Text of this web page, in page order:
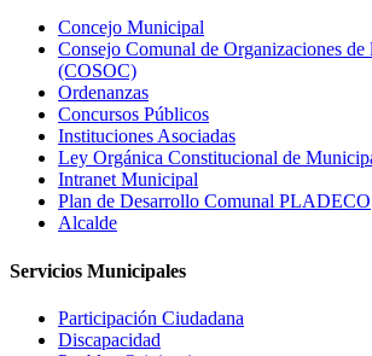
Concejo Municipal
Consejo Comunal de Organizaciones
(COSOC)
Ordenanzas
Concursos Públicos
Instituciones Asociadas
Ley Orgánica Constitucional de
Intranet Municipal
Plan de Desarrollo Comunal PLADECO
Alcalde
Servicios Municipales
Participación Ciudadana
Discapacidad